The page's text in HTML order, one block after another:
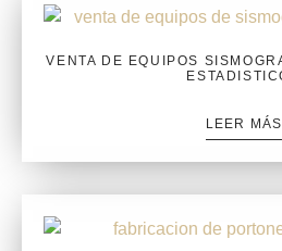
VENTA DE EQUIPOS
LEER MÁS